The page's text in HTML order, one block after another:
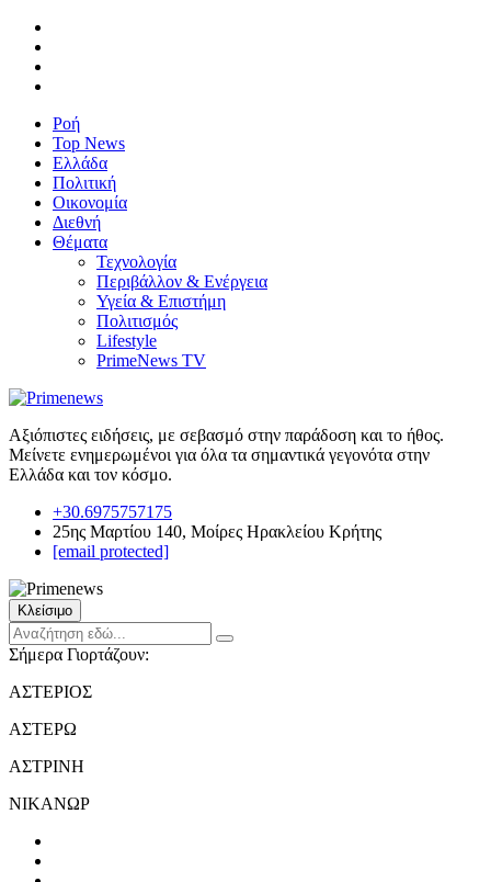
Ροή
Top News
Ελλάδα
Πολιτική
Οικονομία
Διεθνή
Θέματα
Τεχνολογία
Περιβάλλον & Ενέργεια
Υγεία & Επιστήμη
Πολιτισμός
Lifestyle
PrimeNews TV
Αξιόπιστες ειδήσεις, με σεβασμό στην παράδοση και το ήθος.
Μείνετε ενημερωμένοι για όλα τα σημαντικά γεγονότα στην
Ελλάδα και τον κόσμο.
+30.6975757175
25ης Μαρτίου 140, Μοίρες Ηρακλείου Κρήτης
[email protected]
Κλείσιμο
Σήμερα Γιορτάζουν:
ΑΣΤΕΡΙΟΣ
ΑΣΤΕΡΩ
ΑΣΤΡΙΝΗ
ΝΙΚΑΝΩΡ